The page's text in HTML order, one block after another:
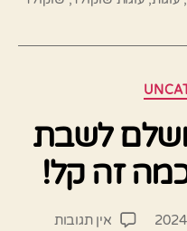
לשבת
זה קל!
אין תגובות